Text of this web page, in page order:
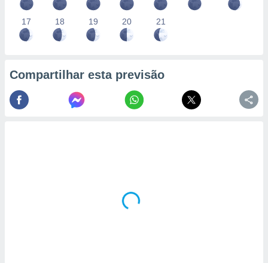
17 18 19 20 21
Compartilhar esta previsão